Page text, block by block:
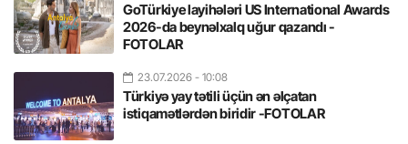
GoTürkiye layihələri US International Awards
2026-da beynəlxalq uğur qazandı -
FOTOLAR
23.07.2026 - 10:08
Türkiyə yay tətili üçün ən əlçatan
istiqamətlərdən biridir -FOTOLAR